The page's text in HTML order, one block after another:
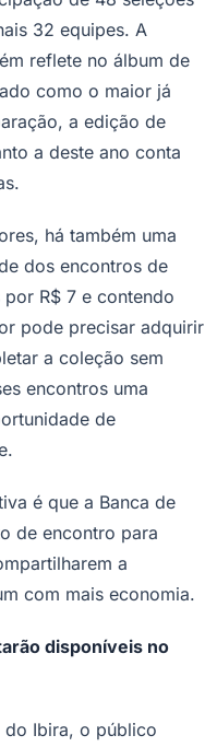
32 equipes. A
reflete no álbum de
como o maior já
a edição de
a deste ano conta
há também uma
dos encontros de
R$ 7 e contendo
pode precisar adquirir
a coleção sem
encontros uma
de
é que a Banca de
de encontro para
a
com mais economia.
disponíveis no
do Ibira, o público